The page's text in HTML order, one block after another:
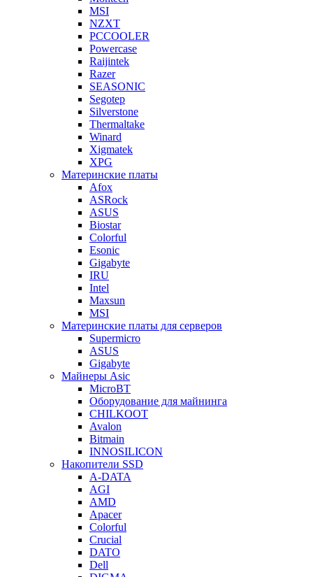
MSI
NZXT
PCCOOLER
Powercase
Raijintek
Razer
SEASONIC
Segotep
Silverstone
Thermaltake
Winard
Xigmatek
XPG
Материнские платы
Afox
ASRock
ASUS
Biostar
Colorful
Esonic
Gigabyte
IRU
Intel
Maxsun
MSI
Материнские платы для серверов
Supermicro
ASUS
Gigabyte
Майнеры Asic
MicroBT
Оборудование для майнинга
CHILKOOT
Avalon
Bitmain
INNOSILICON
Накопители SSD
A-DATA
AGI
AMD
Apacer
Colorful
Crucial
DATO
Dell